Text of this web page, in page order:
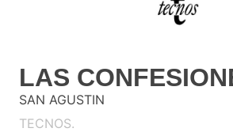
LAS
SAN AGUSTIN
TECNOS.